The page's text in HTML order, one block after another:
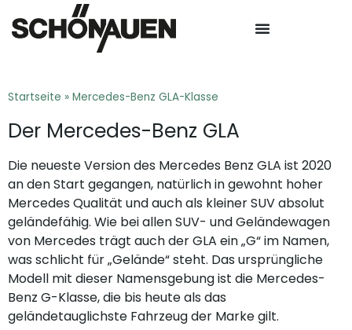
Startseite » Mercedes-Benz GLA-Klasse
Der Mercedes-Benz GLA
Die neueste Version des Mercedes Benz GLA ist 2020
an den Start gegangen, natürlich in gewohnt hoher
Mercedes Qualität und auch als kleiner SUV absolut
geländefähig. Wie bei allen SUV- und Geländewagen
von Mercedes trägt auch der GLA ein „G“ im Namen,
was schlicht für „Gelände“ steht. Das ursprüngliche
Modell mit dieser Namensgebung ist die Mercedes-
Benz G-Klasse, die bis heute als das
geländetauglichste Fahrzeug der Marke gilt.